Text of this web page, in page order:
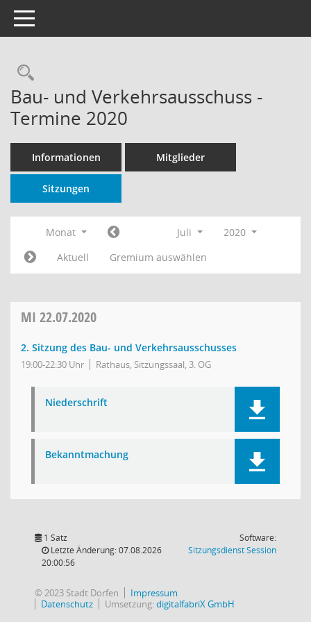
Toggle navigation
Rechercheauswahl
Bau- und Verkehrsausschuss -
Termine 2020
Informationen Mitglieder
Sitzungen
Monat Juli
2020
Aktuell
Gremium auswählen
MI 22.07.2020
2. Sitzung des Bau- und Verkehrsausschusses
19:00-22:30 Uhr Rathaus, Sitzungssaal, 3. OG
Niederschrift
Bekanntmachung
1 Satz
Letzte Änderung: 07.08.2026
20:00:56
Software:
SitzungsdienstSession(Wird in
© 2023 Stadt Dorfen
Impressum
Datenschutz
Umsetzung:digitalfabriX GmbH